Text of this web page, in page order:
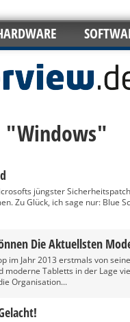
"Windows"
jüngster
Zu Glück, ich sage nur: Blue
Die Aktuellsten
im Jahr 2013 erstmals von
Tabletts in der Lage
Organisation...